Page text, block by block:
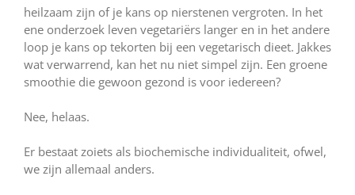
heilzaam zijn of je kans op nierstenen vergroten. In het
ene onderzoek leven vegetariërs langer en in het andere
loop je kans op tekorten bij een vegetarisch dieet. Jakkes
wat verwarrend, kan het nu niet simpel zijn. Een groene
smoothie die gewoon gezond is voor iedereen?
Nee, helaas.
Er bestaat zoiets als biochemische individualiteit, ofwel,
we zijn allemaal anders.